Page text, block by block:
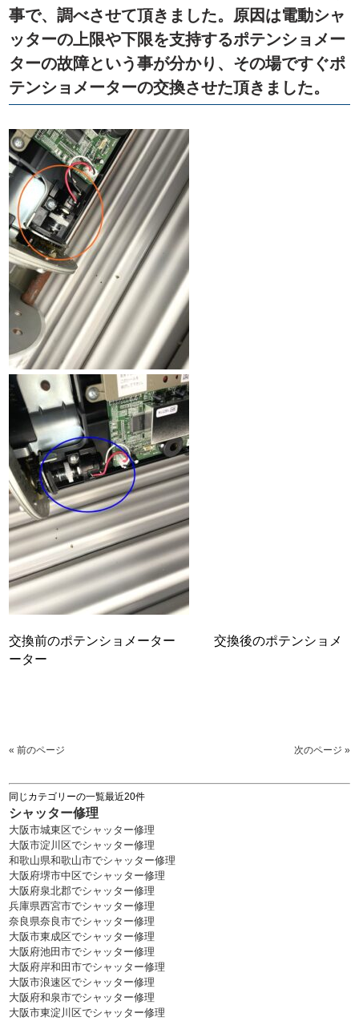
事で、調べさせて頂きました。原因は電動シャ
ッターの上限や下限を支持するポテンショメー
ターの故障という事が分かり、その場ですぐポ
テンショメーターの交換させた頂きました。
交換前のポテンショメーター 交換後のポテンショメ
ーター
« 前のページ 次のページ »
同じカテゴリーの一覧最近20件
シャッター修理
大阪市城東区でシャッター修理
大阪市淀川区でシャッター修理
和歌山県和歌山市でシャッター修理
大阪府堺市中区でシャッター修理
大阪府泉北郡でシャッター修理
兵庫県西宮市でシャッター修理
奈良県奈良市でシャッター修理
大阪市東成区でシャッター修理
大阪府池田市でシャッター修理
大阪府岸和田市でシャッター修理
大阪市浪速区でシャッター修理
大阪府和泉市でシャッター修理
大阪市東淀川区でシャッター修理